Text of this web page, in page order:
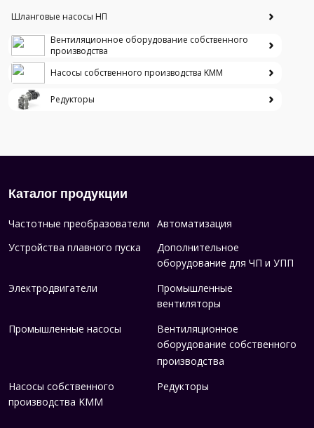
Шланговые насосы НП
Вентиляционное оборудование собственного
производства
Насосы собственного производства KMM
Редукторы
Каталог продукции
Частотные преобразователи
Автоматизация
Устройства плавного пуска
Дополнительное
оборудование для ЧП и УПП
Электродвигатели Промышленные
вентиляторы
Промышленные насосы Вентиляционное
оборудование собственного
производства
Насосы собственного
производства KMM
Редукторы